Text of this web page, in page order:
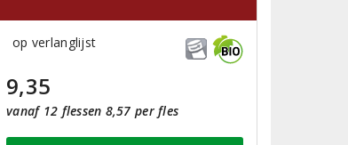
op verlanglijst
9,35
vanaf 12 flessen 8,57 per fles